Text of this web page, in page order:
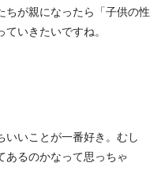
ちが親になったら「子供の性
いきたいですね。
いいことが一番好き。むし
あるのかなって思っちゃ